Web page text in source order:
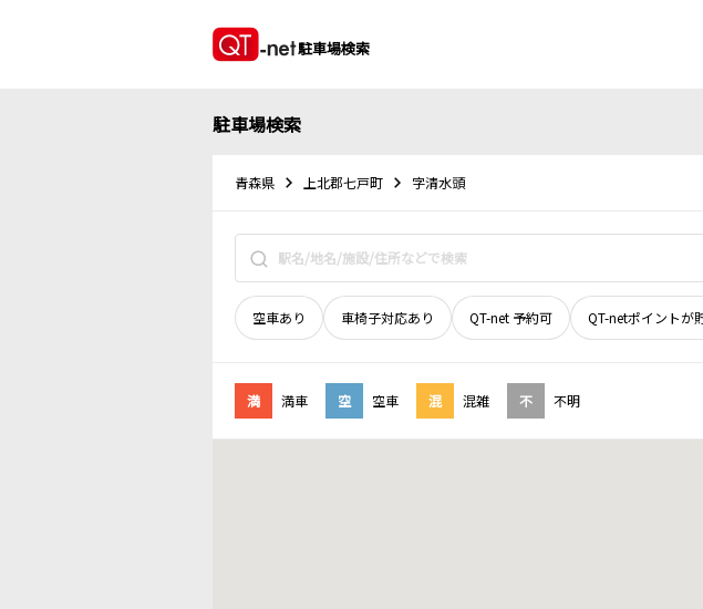
駐車場検索
駐車場検索
青森県 上北郡七戸町 字清水頭
空車あり 車椅子対応あり QT-net 予約可 QT-netポイントが
満 満車 空 空車 混 混雑 不 不明